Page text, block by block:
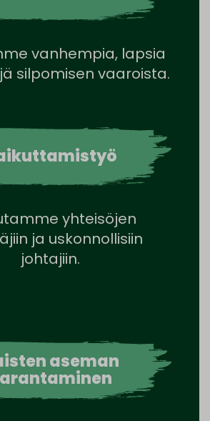
vanhempia, lapsia
silpomisen vaaroista.
yhteisöjen
ja uskonnollisiin
johtajiin.
aseman